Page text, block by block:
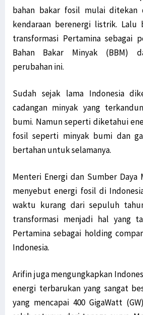
bahan bakar fosil mulai ditekan
kendaraan berenergi listrik. Lalu
transformasi Pertamina sebagai
Bahan Bakar Minyak (BBM)
perubahan ini.
Sudah sejak lama Indonesia
cadangan minyak yang
bumi. Namun seperti diketahui
fosil seperti minyak bumi dan
bertahan untuk selamanya.
Menteri Energi dan Sumber Daya
menyebut energi fosil di
waktu kurang dari sepuluh
transformasi menjadi hal yang
Pertamina sebagai holding
Indonesia.
Arifin juga mengungkapkan
energi terbarukan yang sangat
yang mencapai 400 GigaWatt